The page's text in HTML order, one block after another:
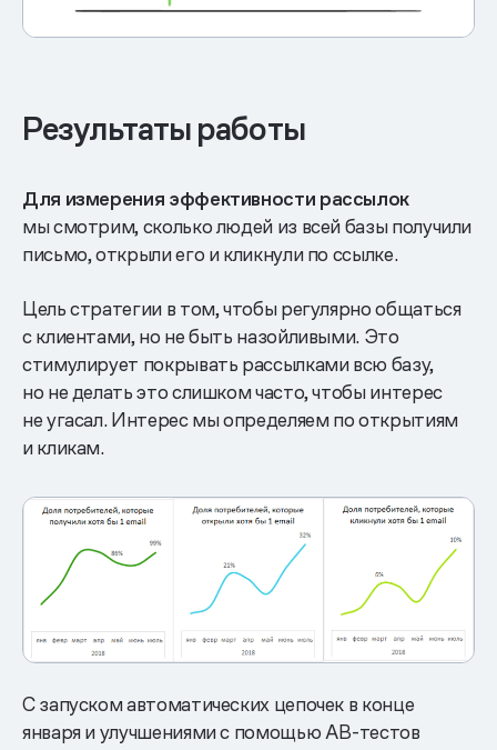
Результаты работы
Для измерения эффективности рассылок
мы смотрим, сколько людей из всей базы получили
письмо, открыли его и кликнули по ссылке.
Цель стратегии в том, чтобы регулярно общаться
с клиентами, но не быть назойливыми. Это
стимулирует покрывать рассылками всю базу,
но не делать это слишком часто, чтобы интерес
не угасал. Интерес мы определяем по открытиям
и кликам.
С запуском автоматических цепочек в конце
января и улучшениями с помощью АB-тестов